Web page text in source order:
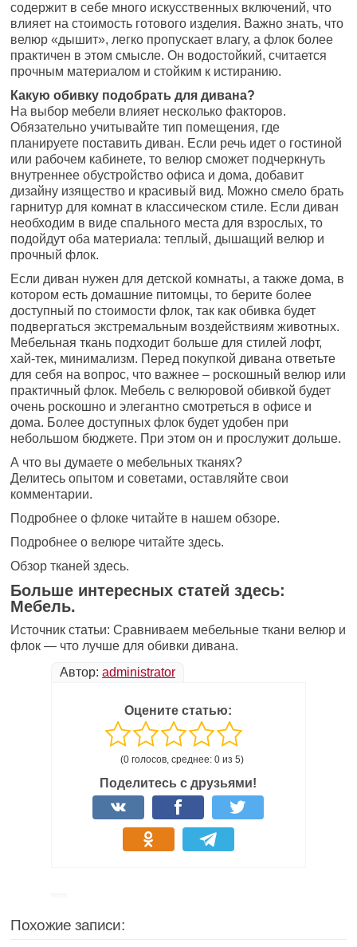
содержит в себе много искусственных включений, что
влияет на стоимость готового изделия. Важно знать, что
велюр «дышит», легко пропускает влагу, а флок более
практичен в этом смысле. Он водостойкий, считается
прочным материалом и стойким к истиранию.
Какую обивку подобрать для дивана?
На выбор мебели влияет несколько факторов.
Обязательно учитывайте тип помещения, где
планируете поставить диван. Если речь идет о гостиной
или рабочем кабинете, то велюр сможет подчеркнуть
внутреннее обустройство офиса и дома, добавит
дизайну изящество и красивый вид. Можно смело брать
гарнитур для комнат в классическом стиле. Если диван
необходим в виде спального места для взрослых, то
подойдут оба материала: теплый, дышащий велюр и
прочный флок.
Если диван нужен для детской комнаты, а также дома, в
котором есть домашние питомцы, то берите более
доступный по стоимости флок, так как обивка будет
подвергаться экстремальным воздействиям животных.
Мебельная ткань подходит больше для стилей лофт,
хай-тек, минимализм. Перед покупкой дивана ответьте
для себя на вопрос, что важнее – роскошный велюр или
практичный флок. Мебель с велюровой обивкой будет
очень роскошно и элегантно смотреться в офисе и
дома. Более доступных флок будет удобен при
небольшом бюджете. При этом он и прослужит дольше.
А что вы думаете о мебельных тканях?
Делитесь опытом и советами, оставляйте свои
комментарии.
Подробнее о флоке читайте в нашем обзоре.
Подробнее о велюре читайте здесь.
Обзор тканей здесь.
Больше интересных статей здесь:
Мебель.
Источник статьи: Сравниваем мебельные ткани велюр и
флок — что лучше для обивки дивана.
Автор: administrator
Оцените статью:
(0 голосов, среднее: 0 из 5)
Поделитесь с друзьями!
Похожие записи: